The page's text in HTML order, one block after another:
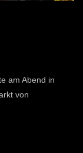
am Abend in
von